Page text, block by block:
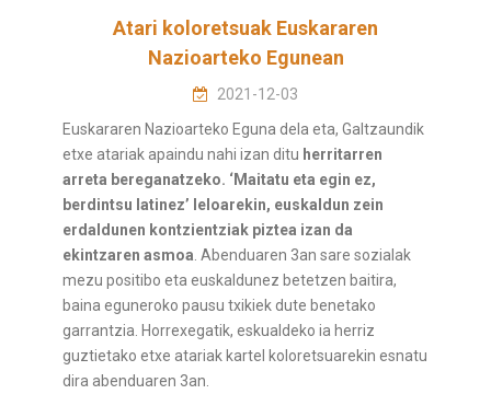
Atari koloretsuak Euskararen
Nazioarteko Egunean
2021-12-03
Euskararen Nazioarteko Eguna dela eta, Galtzaundik
etxe atariak apaindu nahi izan ditu herritarren
arreta bereganatzeko. ‘Maitatu eta egin ez,
berdintsu latinez’ leloarekin, euskaldun zein
erdaldunen kontzientziak piztea izan da
ekintzaren asmoa . Abenduaren 3an sare sozialak
mezu positibo eta euskaldunez betetzen baitira,
baina eguneroko pausu txikiek dute benetako
garrantzia. Horrexegatik, eskualdeko ia herriz
guztietako etxe atariak kartel koloretsuarekin esnatu
dira abenduaren 3an.